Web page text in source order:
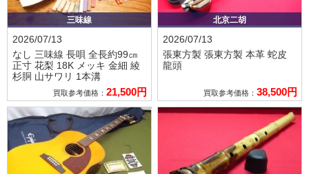
三味線
2026/07/13
なし 三味線 長唄 全長約99㎝
正寸 花梨 18K メッキ 金細 綾
杉胴 山サワリ 1本溝
買取参考価格：21,500円
北京二胡
2026/07/13
張東方製 張東方製 本革 蛇皮
龍頭
買取参考価格：38,500円